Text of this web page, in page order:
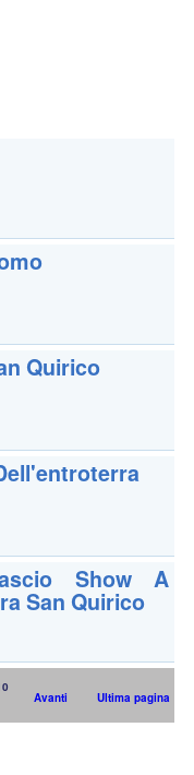
Quirico
Show A
San Quirico
Avanti Ultima pagina